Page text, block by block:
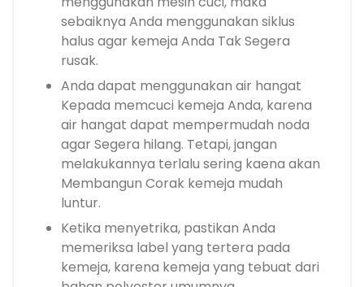
sebaiknya Anda menggunakan siklus
halus agar kemeja Anda Tak Segera
rusak.
Anda dapat menggunakan air hangat
Kepada memcuci kemeja Anda, karena
air hangat dapat mempermudah noda
agar Segera hilang. Tetapi, jangan
melakukannya terlalu sering kaena akan
Membangun Corak kemeja mudah
luntur.
Ketika menyetrika, pastikan Anda
memeriksa label yang tertera pada
kemeja, karena kemeja yang tebuat dari